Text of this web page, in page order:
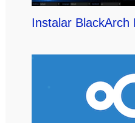
Instalar BlackArch